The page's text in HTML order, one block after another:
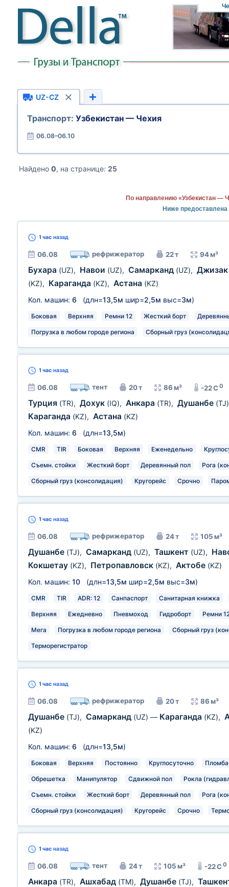
UZ-CZ
Транспорт: Узбекистан — Чехия
06.08–06.10
Найдено 0, на странице: 25
По направлению «Узбекистан —
Ниже
1 час назад
06.08 рефрижератор 22 т 94 м³
Бухара (UZ), Навои (UZ), Самарканд (UZ),
(KZ), Караганда (KZ), Астана (KZ)
Кол. машин: 6 (длн=13,5м шир=2,5м выс=3м)
Боковая Верхняя Ремни 12 Жесткий борт
Погрузка в любом городе региона Сборный груз
1 час назад
06.08 тент 20 т 86 м³ -22 C0
Турция (TR), Дохук (IQ), Анкара (TR), Душанбе (TJ)
Караганда (KZ), Астана (KZ)
Кол. машин: 6 (длн=13,5м)
CMR TIR Боковая Верхняя Еженедельно
Съемн. стойки Жесткий борт Деревянный пол Рога
Сборный груз (консолидация) Кругорейс Срочно
1 час назад
06.08 рефрижератор 24 т 105 м³
Душанбе (TJ), Самарканд (UZ), Ташкент (UZ),
Кокшетау (KZ), Петропавловск (KZ), Актобе (KZ)
Кол. машин: 10 (длн=13,5м шир=2,5м выс=3м)
CMR TIR ADR: 12 Санпаспорт Санитарная книжка
Верхняя Ежедневно Пневмоход Гидроборт Ремни
Мега Погрузка в любом городе региона Сборный груз
Терморегистратор
1 час назад
06.08 рефрижератор 20 т 86 м³
Душанбе (TJ), Самарканд (UZ) — Караганда (KZ),
(KZ)
Кол. машин: 6 (длн=13,5м)
Боковая Верхняя Постоянно Круглосуточно Пломба
Обрешетка Манипулятор Сдвижной пол Рокла
Съемн. стойки Жесткий борт Деревянный пол Рога
Сборный груз (консолидация) Кругорейс Срочно
1 час назад
06.08 тент 24 т 105 м³ -22 C0
Анкара (TR), Ашхабад (TM), Душанбе (TJ),